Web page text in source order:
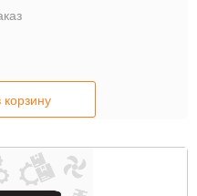
корзину